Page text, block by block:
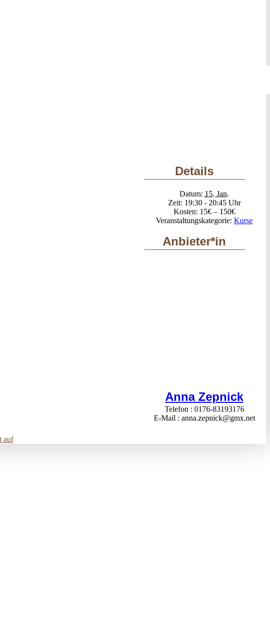
auf
Details
Datum: 15. Jan.
Zeit: 19:30 - 20:45
Kosten: 15€ – 150€
Veranstaltungskategorie: Kurse
Anbieter*in
Anna Zepnick
Telefon
0176-83193176
E-Mail
anna.zepnick@gmx.net